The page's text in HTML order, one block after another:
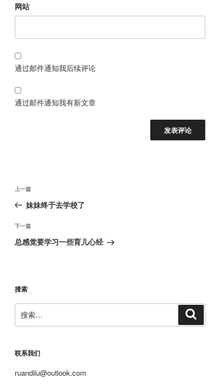
网站
通过邮件通知我后续评论
通过邮件通知我有新文章
文
导
航
上
一
文
章
上一篇
妹妹终于去学校了
下
一
下一篇
总感觉要学习一些育儿心经
搜索
索：
联系我们
ruandilu@outlook.com